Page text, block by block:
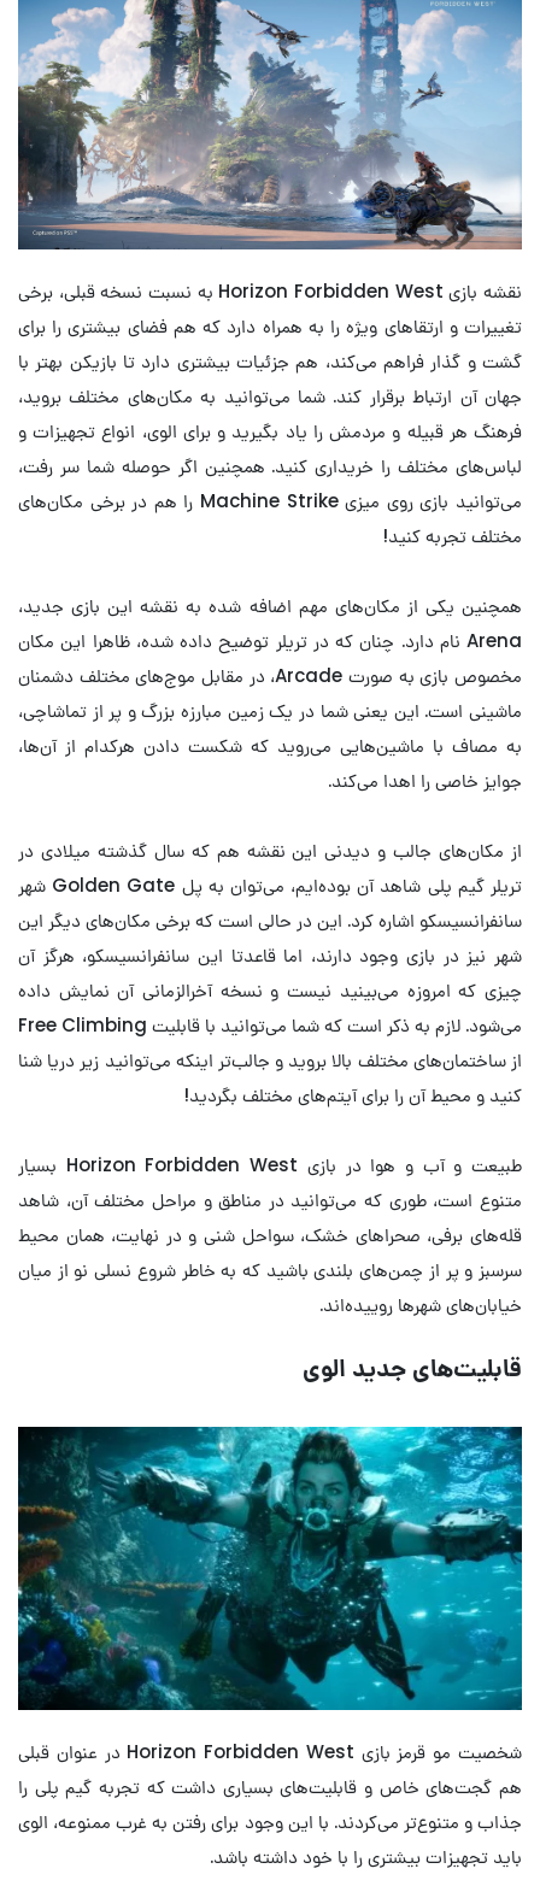
نقشه بازی Horizon Forbidden West به نسبت نسخه قبلی، برخی
تغییرات و ارتقاهای ویژه را به همراه دارد که هم فضای بیشتری را برای
گشت و گذار فراهم می‌کند، هم جزئیات بیشتری دارد تا بازیکن بهتر با
جهان آن ارتباط برقرار کند. شما می‌توانید به مکان‌های مختلف بروید،
فرهنگ هر قبیله و مردمش را یاد بگیرید و برای الوی، انواع تجهیزات و
لباس‌های مختلف را خریداری کنید. همچنین اگر حوصله شما سر رفت،
می‌توانید بازی روی میزی Machine Strike را هم در برخی مکان‌های
مختلف تجربه کنید!
همچنین یکی از مکان‌های مهم اضافه شده به نقشه این بازی جدید،
Arena نام دارد. چنان که در تریلر توضیح داده شده، ظاهرا این مکان
مخصوص بازی به صورت Arcade، در مقابل موج‌های مختلف دشمنان
ماشینی است. این یعنی شما در یک زمین مبارزه بزرگ و پر از تماشاچی،
به مصاف با ماشین‌هایی می‌روید که شکست دادن هرکدام از آن‌ها،
جوایز خاصی را اهدا می‌کند.
از مکان‌های جالب و دیدنی این نقشه هم که سال گذشته میلادی در
تریلر گیم پلی شاهد آن بوده‌ایم، می‌توان به پل Golden Gate شهر
سانفرانسیسکو اشاره کرد. این در حالی است که برخی مکان‌های دیگر این
شهر نیز در بازی وجود دارند، اما قاعدتا این سانفرانسیسکو، هرگز آن
چیزی که امروزه می‌بینید نیست و نسخه آخرالزمانی آن نمایش داده
می‌شود. لازم به ذکر است که شما می‌توانید با قابلیت Free Climbing
از ساختمان‌های مختلف بالا بروید و جالب‌تر اینکه می‌توانید زیر دریا شنا
کنید و محیط آن را برای آیتم‌های مختلف بگردید!
طبیعت و آب و هوا در بازی Horizon Forbidden West بسیار
متنوع است، طوری که می‌توانید در مناطق و مراحل مختلف آن، شاهد
قله‌های برفی، صحراهای خشک، سواحل شنی و در نهایت، همان محیط
سرسبز و پر از چمن‌های بلندی باشید که به خاطر شروع نسلی نو از میان
خیابان‌های شهرها روییده‌اند.
قابلیت‌های جدید الوی
شخصیت مو قرمز بازی Horizon Forbidden West در عنوان قبلی
هم گجت‌های خاص و قابلیت‌های بسیاری داشت که تجربه گیم پلی را
جذاب و متنوع‌تر می‌کردند. با این وجود برای رفتن به غرب ممنوعه، الوی
باید تجهیزات بیشتری را با خود داشته باشد.